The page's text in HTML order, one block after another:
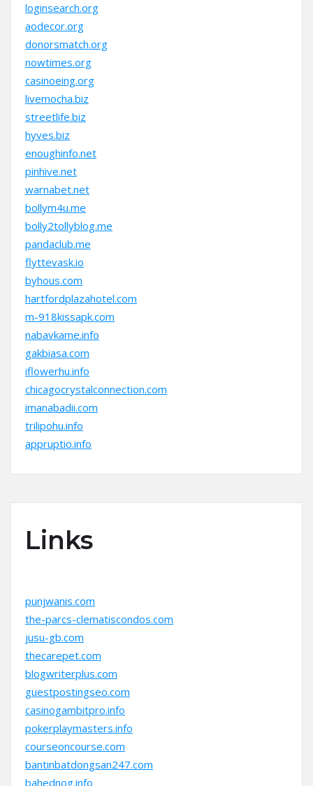
loginsearch.org
aodecor.org
donorsmatch.org
nowtimes.org
casinoeing.org
livemocha.biz
streetlife.biz
hyves.biz
enoughinfo.net
pinhive.net
warnabet.net
bollym4u.me
bolly2tollyblog.me
pandaclub.me
flyttevask.io
byhous.com
hartfordplazahotel.com
m-918kissapk.com
nabavkame.info
gakbiasa.com
iflowerhu.info
chicagocrystalconnection.com
imanabadii.com
trilipohu.info
appruptio.info
Links
punjwanis.com
the-parcs-clematiscondos.com
jusu-gb.com
thecarepet.com
blogwriterplus.com
guestpostingseo.com
casinogambitpro.info
pokerplaymasters.info
courseoncourse.com
bantinbatdongsan247.com
bahednog.info